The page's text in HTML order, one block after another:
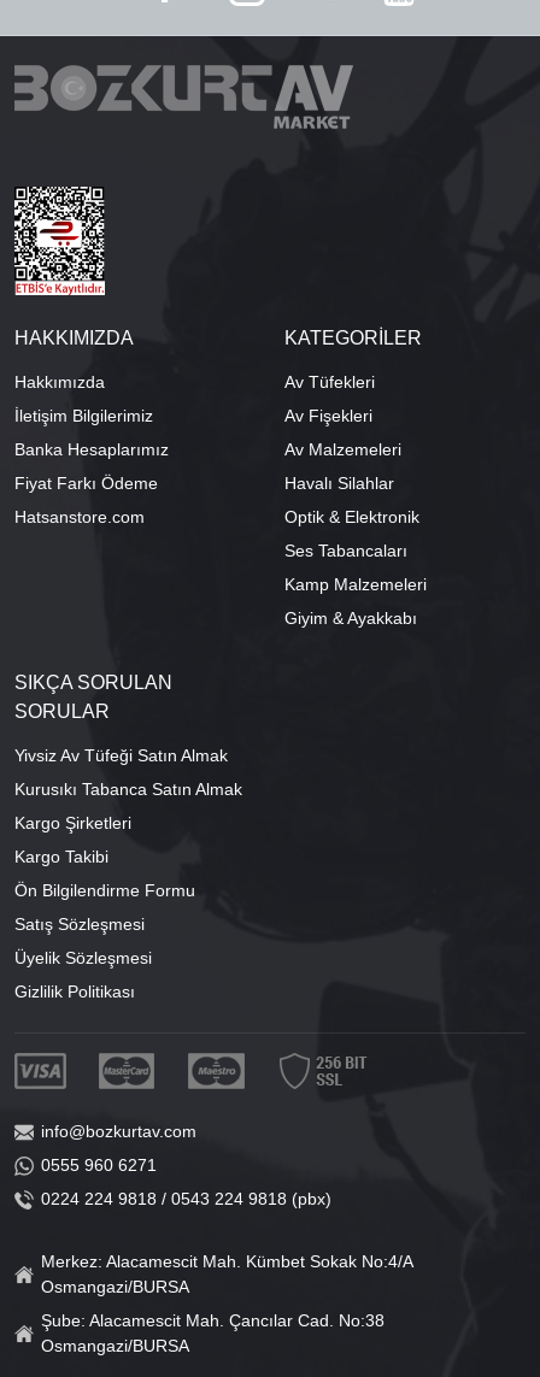
HAKKIMIZDA
Hakkımızda
İletişim Bilgilerimiz
Banka Hesaplarımız
Fiyat Farkı Ödeme
Hatsanstore.com
KATEGORİLER
Av Tüfekleri
Av Fişekleri
Av Malzemeleri
Havalı Silahlar
Optik & Elektronik
Ses Tabancaları
Kamp Malzemeleri
Giyim & Ayakkabı
SIKÇA SORULAN
SORULAR
Yivsiz Av Tüfeği Satın Almak
Kurusıkı Tabanca Satın Almak
Kargo Şirketleri
Kargo Takibi
Ön Bilgilendirme Formu
Satış Sözleşmesi
Üyelik Sözleşmesi
Gizlilik Politikası
info@bozkurtav.com
0555 960 6271
0224 224 9818 / 0543 224 9818 (pbx)
Merkez: Alacamescit Mah. Kümbet Sokak No:4/A
Osmangazi/BURSA
Şube: Alacamescit Mah. Çancılar Cad. No:38
Osmangazi/BURSA